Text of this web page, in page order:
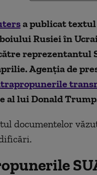
apublicat textul
Rusiei în
reprezentantul
Agenția de
al lui Donald
documentelor